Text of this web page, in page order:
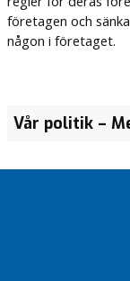
företagen och
någon i företaget.
Vår politik –
F